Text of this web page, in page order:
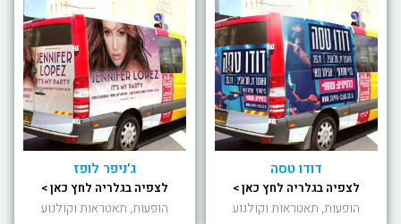
דודו טסה
לצפיה בגלריה לחץ כאן >
הופעות, תאטראות וקולנוע
ג׳ניפר לופז
לצפיה בגלריה לחץ כאן >
הופעות, תאטראות וקולנוע